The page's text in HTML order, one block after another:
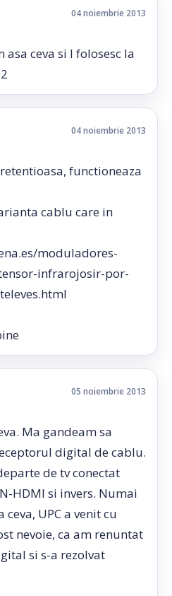
04 noiembrie 2013
asa ceva si l folosesc la
04 noiembrie 2013
functioneaza
cablu care in
moduladores-
infrarojosir-por-
05 noiembrie 2013
Ma gandeam sa
digital de cablu.
de tv conectat
HDMI si invers. Numai
UPC a venit cu
nevoie, ca am renuntat
si s-a rezolvat